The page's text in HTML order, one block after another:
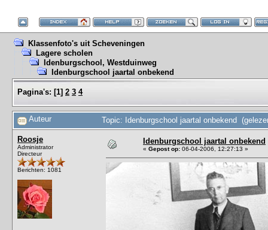
Klassenfoto's uit Scheveningen
Lagere scholen
Idenburgschool, Westduinweg
Idenburgschool jaartal onbekend
Pagina's: [1] 2 3 4
Auteur Topic: Idenburgschool jaartal onbekend
Roosje
Administrator
Directeur
Berichten: 1081
Idenburgschool jaartal onbekend
« Gepost op: 06-04-2006, 12:27:13 »